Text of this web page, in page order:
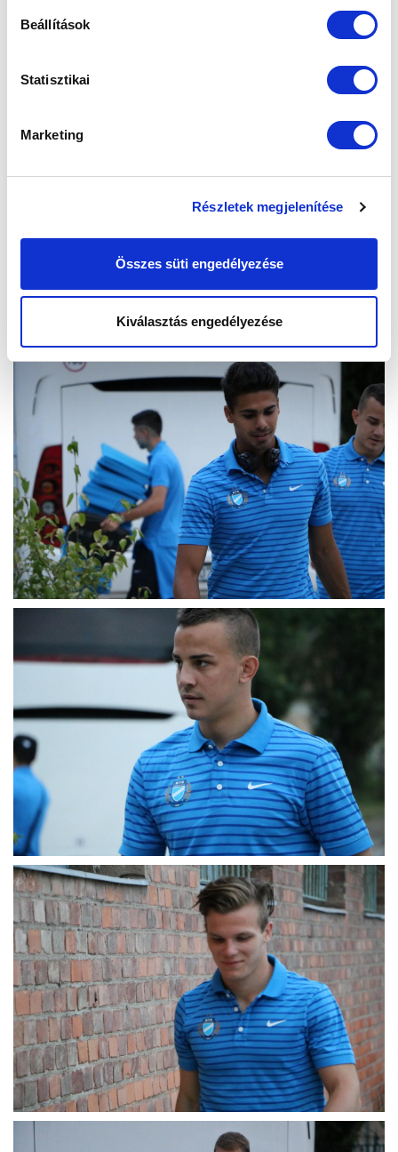
Beállítások
Statisztikai
Marketing
Részletek megjelenítése
Összes süti engedélyezése
Kiválasztás engedélyezése